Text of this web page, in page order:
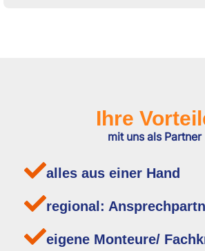
Ihre
mit uns als Partner
alles aus einer Hand
regional:
eigene Monteure/